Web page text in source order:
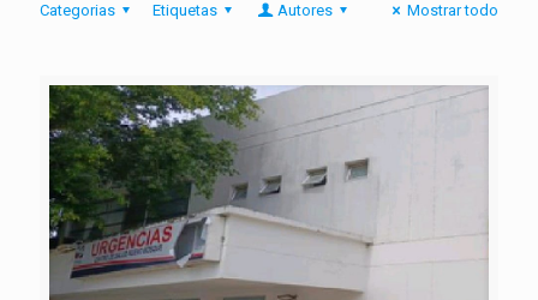
Categorias Etiquetas Autores Mostrar todo